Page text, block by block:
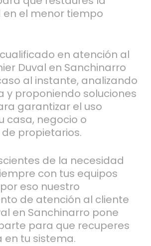
el menor tiempo
en atención al
Duval en Sanchinarro
al instante, analizando
y proponiendo soluciones
garantizar el uso
casa, negocio o
propietarios.
de la necesidad
con tus equipos
eso nuestro
de atención al cliente
en Sanchinarro pone
para que recuperes
en tu sistema.